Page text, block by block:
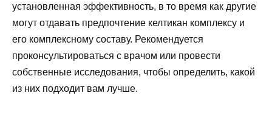
установленная эффективность, в то время как другие
могут отдавать предпочтение келтикан комплексу и
его комплексному составу. Рекомендуется
проконсультироваться с врачом или провести
собственные исследования, чтобы определить, какой
из них подходит вам лучше.